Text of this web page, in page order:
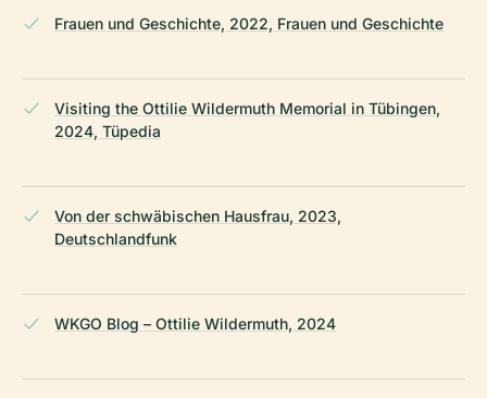
Frauen und Geschichte, 2022, Frauen und Geschichte
Visiting the Ottilie Wildermuth Memorial in Tübingen,
2024, Tüpedia
Von der schwäbischen Hausfrau, 2023,
Deutschlandfunk
WKGO Blog – Ottilie Wildermuth, 2024